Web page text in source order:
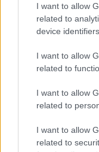
I want to allow
related to
device
I want to allow
related to
I want to allow
related to
I want to allow
related to